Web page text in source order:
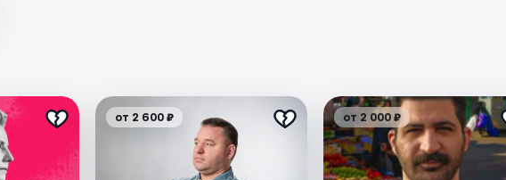
от 2 600 ₽ от 2 000 ₽